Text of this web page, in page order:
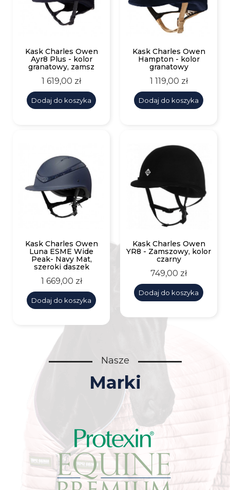
Kask Charles Owen
Ayr8 Plus - kolor
granatowy, zamsz
Cena
1 619,00 zł
Dodaj do koszyka
Kask Charles Owen
Hampton - kolor
granatowy
Cena
1 119,00 zł
Dodaj do koszyka
Kask Charles Owen
Luna ESME Wide
Peak- Navy Mat,
szeroki daszek
Cena
1 669,00 zł
Dodaj do koszyka
Kask Charles Owen
YR8 - Zamszowy, kolor
czarny
Cena
749,00 zł
Dodaj do koszyka
Nasze
Marki